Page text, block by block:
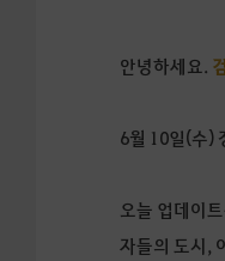
안녕하세요.
6월 10일(수)
오늘 업데이
자들의 도시,